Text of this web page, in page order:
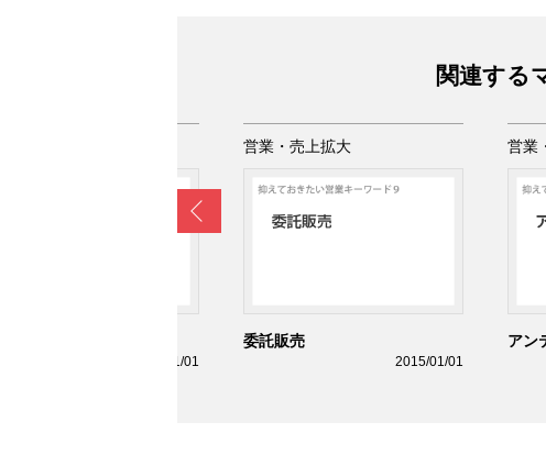
関連する
2015/01/01
営業・売上拡大
委託販売
2015/01/01
営業
アン